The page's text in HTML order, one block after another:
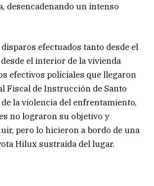
desencadenando un intenso
efectuados tanto desde el
el interior de la vivienda
efectivos policiales que llegaron
Fiscal de Instrucción de Santo
de la violencia del enfrentamiento,
no lograron su objetivo y
pero lo hicieron a bordo de una
Hilux sustraída del lugar.